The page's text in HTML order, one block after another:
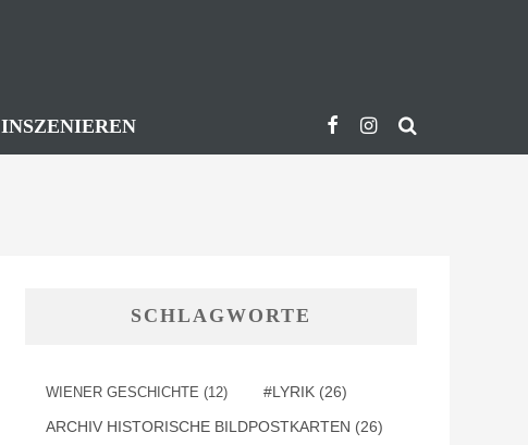
INSZENIEREN
SCHLAGWORTE
WIENER GESCHICHTE (12) #LYRIK (26)
ARCHIV HISTORISCHE BILDPOSTKARTEN (26)